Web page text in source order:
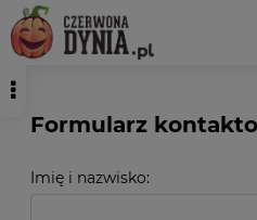
Formularz
Imię i nazwisko: